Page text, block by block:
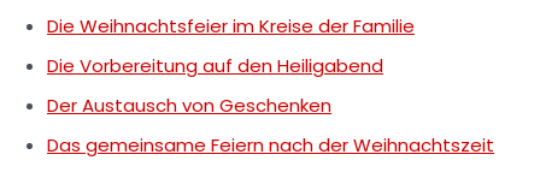
Die Weihnachtsfeier im Kreise der Familie
Die Vorbereitung auf den Heiligabend
Der Austausch von Geschenken
Das gemeinsame Feiern nach der Weihnachtszeit